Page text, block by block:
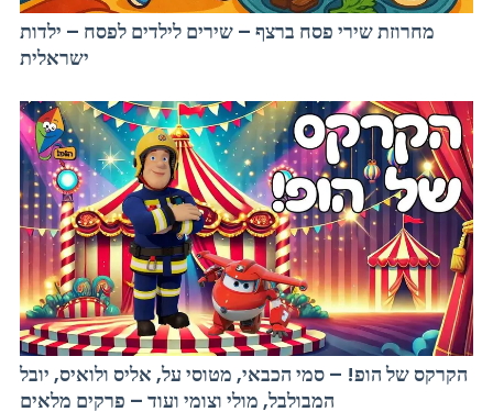
מחרוזת שירי פסח ברצף – שירים לילדים לפסח – ילדות
ישראלית
הקרקס של הופ! – סמי הכבאי, מטוסי על, אליס ולואיס, יובל
המבולבל, מולי וצומי ועוד – פרקים מלאים